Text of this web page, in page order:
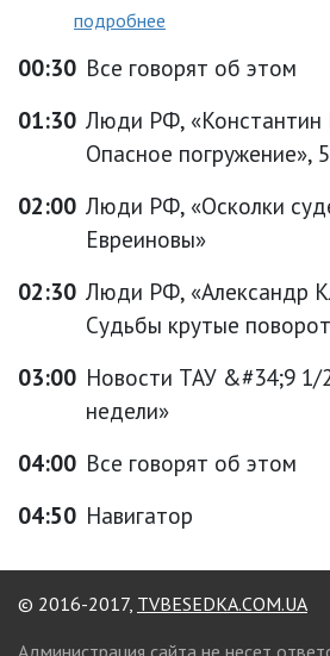
подробнее
00:30 Все говорят об этом
01:30 Люди РФ,
Опасное погружение»,
02:00 Люди РФ, «Осколки
Евреиновы»
02:30 Люди РФ, «Александр
Судьбы крутые
03:00 Новости ТАУ &#34;9 1/
недели»
04:00 Все говорят об этом
04:50 Навигатор
© 2016-2017, TVBESEDKA.COM.UA
Администрация сайта не несет